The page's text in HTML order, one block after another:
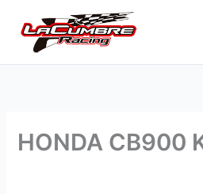
contenido
HONDA CB900